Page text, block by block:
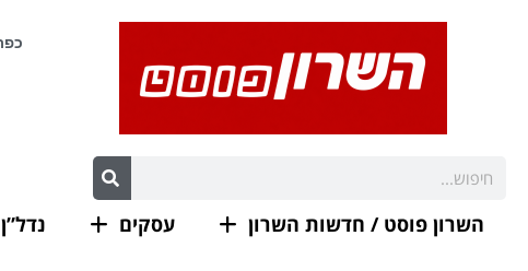
השרון פוסט / חדשות השרון עסקים נדל”ן